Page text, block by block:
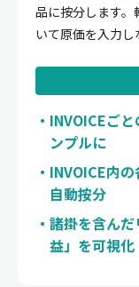
品に按分します。
いて原価を入力し
INVOICEご
ンプルに
INVOICE内
自動按分
諸掛を含ん
益」を可視化